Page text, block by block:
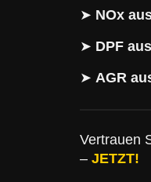
➤ NOx
➤ DPF
➤ AGR
Vertrauen
– JETZT!